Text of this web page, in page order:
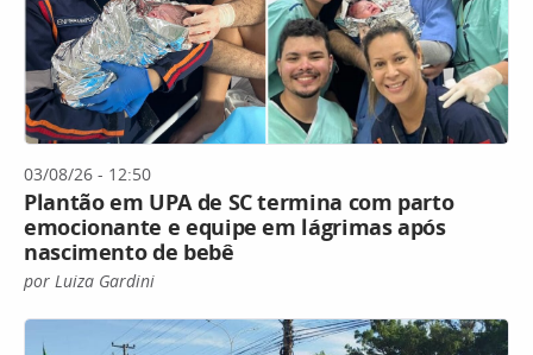
03/08/26 - 12:50
Plantão em UPA de SC termina com parto
emocionante e equipe em lágrimas após
nascimento de bebê
por Luiza Gardini